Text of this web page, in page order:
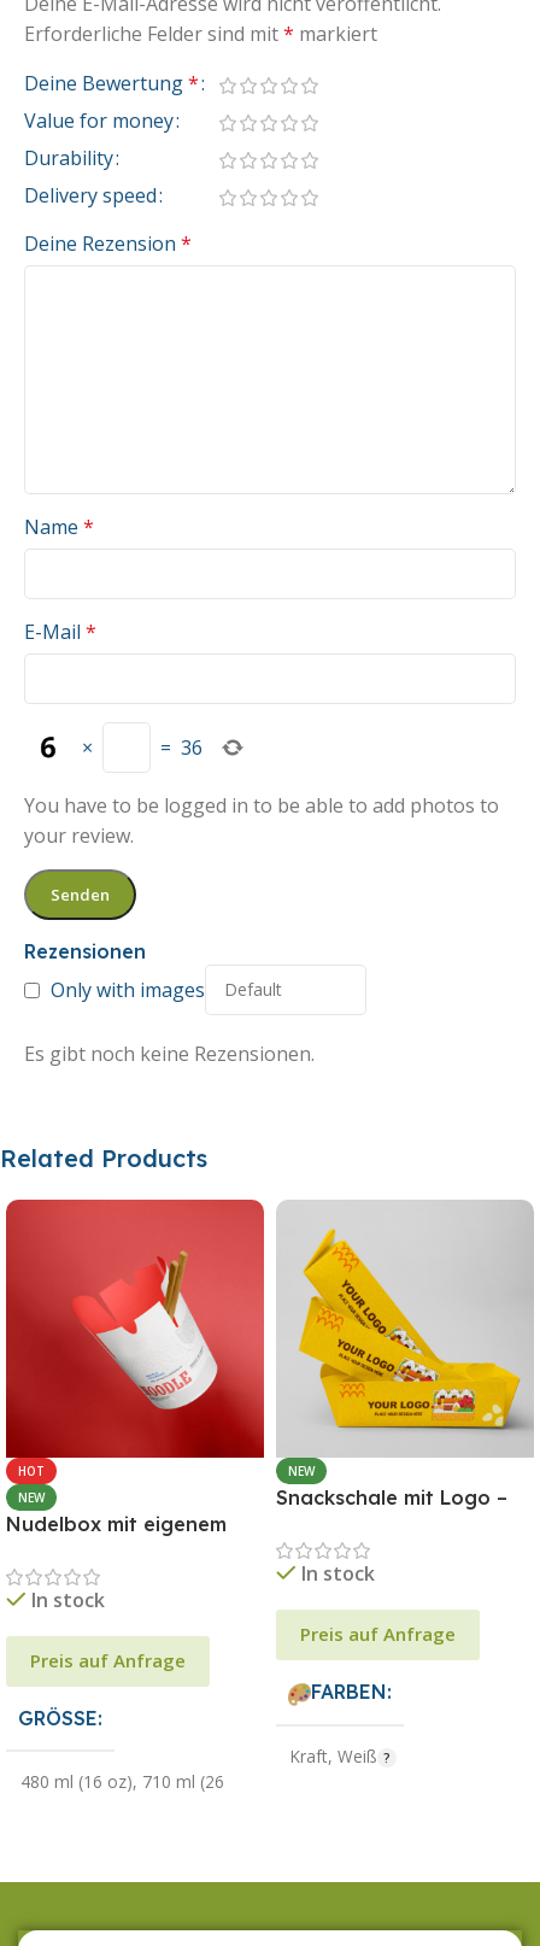
Rezensionen
Only with images
Es gibt noch keine Rezensionen.
Erforderliche Felder sind mit* markiert
Deine Bewertung*
Value for money
Durability
Delivery speed
Deine Rezension *
Name *
E-Mail *
× = 36
You have to be logged in to be able to add photos to
your review.
Related Products
HOT
NEW
Nudelbox mit eigenem
Verpackung für
Takeaway & Foodtrucks
In stock
Preis auf Anfrage
GRÖSSE
480 ml (16 oz), 710 ml (26
NEW
Snackschale mit Logo –
auftreten
In stock
Preis auf Anfrage
FARBEN
Kraft, Weiß